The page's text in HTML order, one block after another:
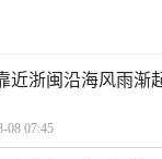
近浙闽沿海风雨渐
08 07:45